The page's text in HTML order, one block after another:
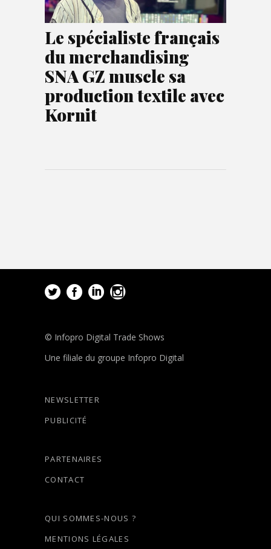
Le spécialiste français
du merchandising
SNA GZ muscle sa
production textile avec
Kornit
© Infopro Digital Trade Shows
Une filiale du groupe Infopro Digital
NEWSLETTER
PUBLICITÉ
PARTENAIRES
CONTACT
QUI SOMMES-NOUS ?
MENTIONS LÉGALES